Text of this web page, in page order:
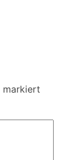
markiert